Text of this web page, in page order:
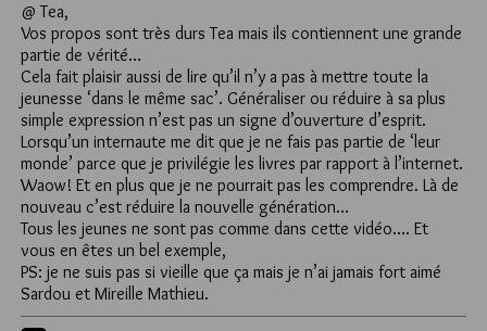
@ Tea,
Vos propos sont très durs Tea mais ils contiennent une grande
partie de vérité…
Cela fait plaisir aussi de lire qu’il n’y a pas à mettre toute la
jeunesse ‘dans le même sac’. Généraliser ou réduire à sa plus
simple expression n’est pas un signe d’ouverture d’esprit.
Lorsqu’un internaute me dit que je ne fais pas partie de ‘leur
monde’ parce que je privilégie les livres par rapport à l’internet.
Waow! Et en plus que je ne pourrait pas les comprendre. Là de
nouveau c’est réduire la nouvelle génération…
Tous les jeunes ne sont pas comme dans cette vidéo…. Et
vous en êtes un bel exemple,
PS: je ne suis pas si vieille que ça mais je n’ai jamais fort aimé
Sardou et Mireille Mathieu.